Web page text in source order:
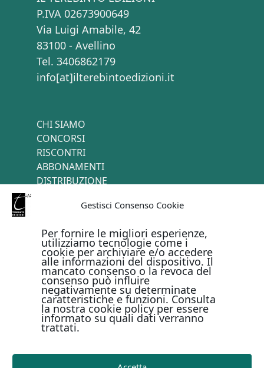
Gestisci Consenso Cookie
Per fornire le migliori esperienze,
utilizziamo tecnologie come i
cookie per archiviare e/o accedere
alle informazioni del dispositivo. Il
mancato consenso o la revoca del
consenso può influire
negativamente su determinate
caratteristiche e funzioni. Consulta
la nostra cookie policy per essere
informato su quali dati verranno
trattati.
P.IVA 02673900649
Via Luigi Amabile, 42
83100 - Avellino
Tel. 3406862179
info[at]ilterebintoedizioni.it
CHI SIAMO
CONCORSI
RISCONTRI
ABBONAMENTI
DISTRIBUZIONE
PAGAMENTI ONLINE CON
Metodi di pagamento